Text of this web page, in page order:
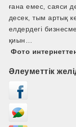
ғана емес, саяси
десек, тым артық
елдердегі
қиын…
Фото
Әлеуметтік